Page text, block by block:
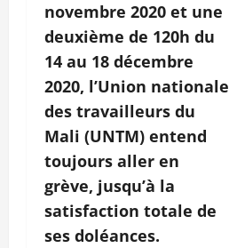
novembre 2020 et une
deuxième de 120h du
14 au 18 décembre
2020, l’Union nationale
des travailleurs du
Mali (UNTM) entend
toujours aller en
grève, jusqu’à la
satisfaction totale de
ses doléances.